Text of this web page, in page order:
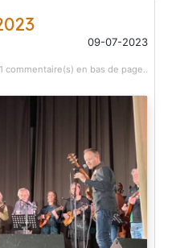
09-07-2023
1 commentaire(s) en bas de page..